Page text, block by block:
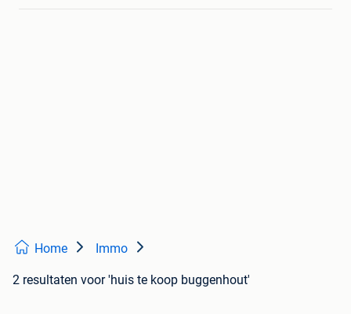
Home Immo
2 resultaten voor 'huis te koop buggenhout'